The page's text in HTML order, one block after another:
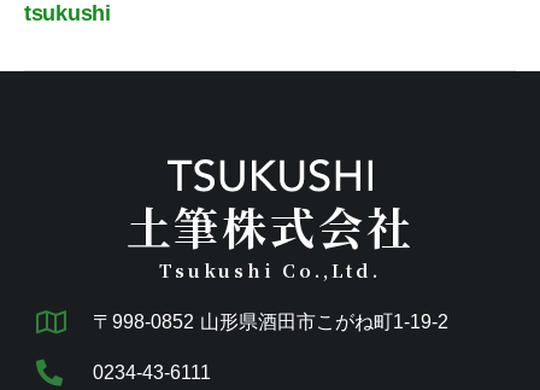
tsukushi
土筆株式会社
Tsukushi Co.,Ltd.
〒998-0852 山形県酒田市こがね町1-19-2
0234-43-6111